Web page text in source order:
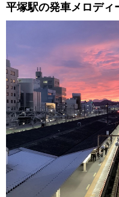
平塚駅の発車メロディ